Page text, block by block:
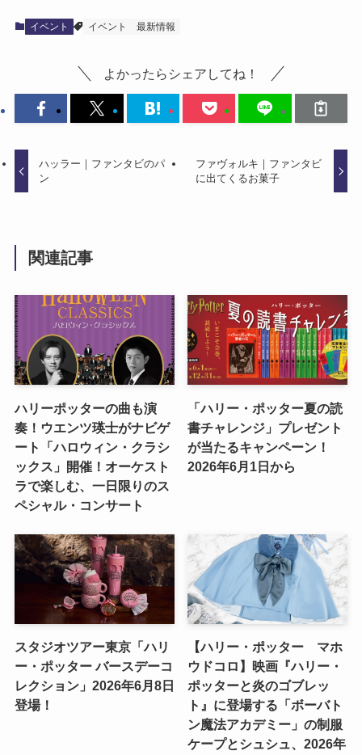
イベント イベント 最新情報
よかったらシェアしてね！
ハッラー｜ファンタビのパ
ン
ファヴォルキ｜ファンタビ
に出てくるお菓子
関連記事
ハリーポッターの曲も演
奏！ウエンツ瑛士がナビゲ
ート「ハロウィン・クラシ
ックス」開催！オーケスト
ラで楽しむ、一日限りのス
ペシャル・コンサート
「ハリー・ポッター夏の読
書チャレンジ」プレゼント
が当たるキャンペーン！
2026年6月1日から
スタジオツアー東京「ハリ
ー・ポッター バースデーコ
レクション」2026年6月8日
登場！
【ハリー・ポッター マホ
ウドコロ】映画『ハリー・
ポッターと炎のゴブレッ
ト』に登場する「ボーバト
ン魔法アカデミー」の制服
ケープとシュシュ、2026年